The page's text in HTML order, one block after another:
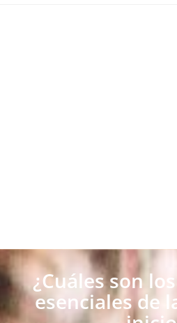
¿Cuáles son
esenciales de